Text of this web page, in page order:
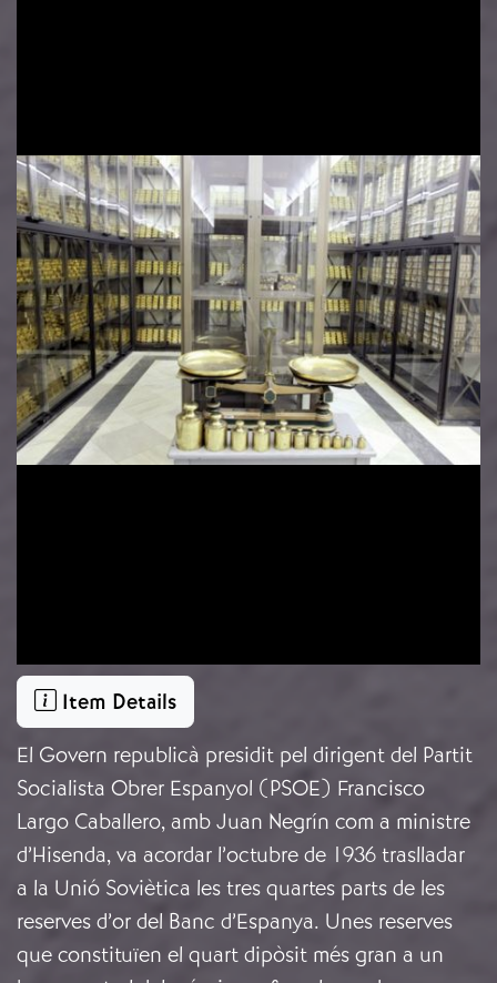
Item Details
El Govern republicà presidit pel dirigent del Partit
Socialista Obrer Espanyol (PSOE) Francisco
Largo Caballero, amb Juan Negrín com a ministre
d’Hisenda, va acordar l’octubre de 1936 traslladar
a la Unió Soviètica les tres quartes parts de les
reserves d’or del Banc d’Espanya. Unes reserves
que constituïen el quart dipòsit més gran a un